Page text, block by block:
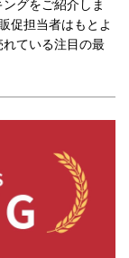
グをご紹介しま
促担当者はもとよ
ている注目の最